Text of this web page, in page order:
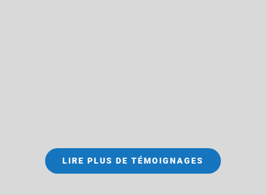
LIRE PLUS DE TÉMOIGNAGES